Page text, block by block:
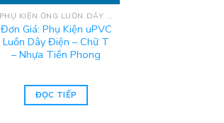
PHỤ KIỆN ỐNG LUỒN DÂY ĐIỆN UPVC TIỀN PHONG
Đơn Giá: Phụ Kiện uPVC
Luồn Dây Điện – Chữ T
– Nhựa Tiền Phong
ĐỌC TIẾP